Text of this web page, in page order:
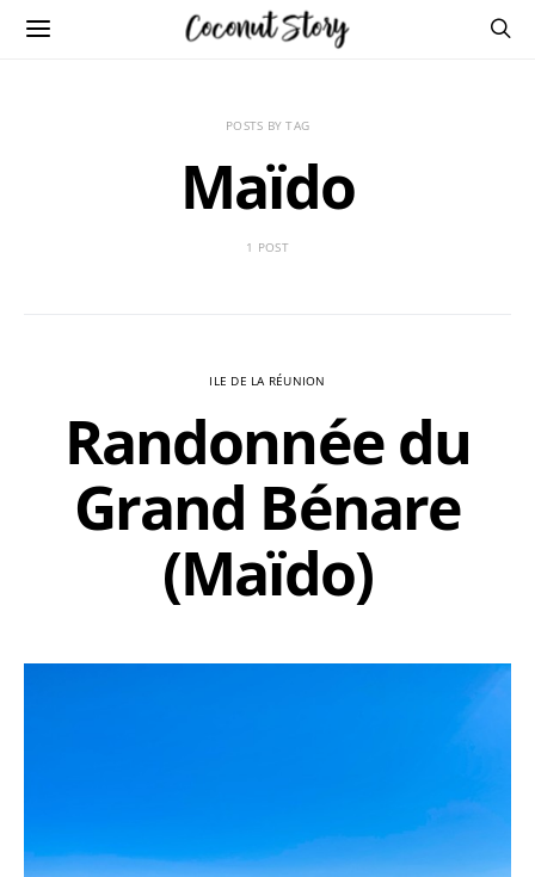
POSTS BY TAG
Maïdo
1 POST
ILE DE LA RÉUNION
Randonnée du
Grand Bénare
(Maïdo)